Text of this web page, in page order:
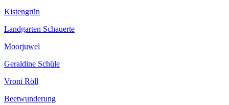
Kistengrün
Landgarten Schauerte
Moorjuwel
Geraldine Schüle
Vroni Röll
Beetwunderung